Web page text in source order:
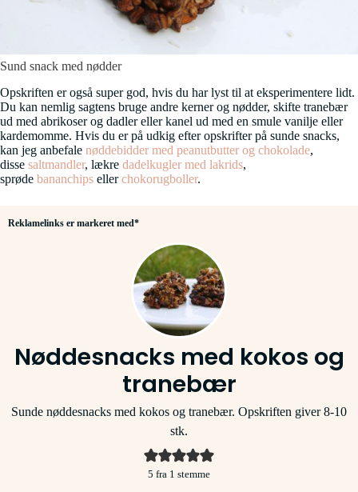
Sund snack med nødder
Opskriften er også super god, hvis du har lyst til at eksperimentere lidt.
Du kan nemlig sagtens bruge andre kerner og nødder, skifte tranebær
ud med abrikoser og dadler eller kanel ud med en smule vanilje eller
kardemomme. Hvis du er på udkig efter opskrifter på sunde snacks,
kan jeg anbefale nøddebidder med peanutbutter og chokolade,
disse saltmandler, lækre dadelkugler med lakrids,
sprøde bananchips ellerchokorugboller.
Reklamelinks er markeret med*
Nøddesnacks med kokos og
tranebær
Sunde nøddesnacks med kokos og tranebær. Opskriften giver 8-10
stk.
5 fra 1 stemme